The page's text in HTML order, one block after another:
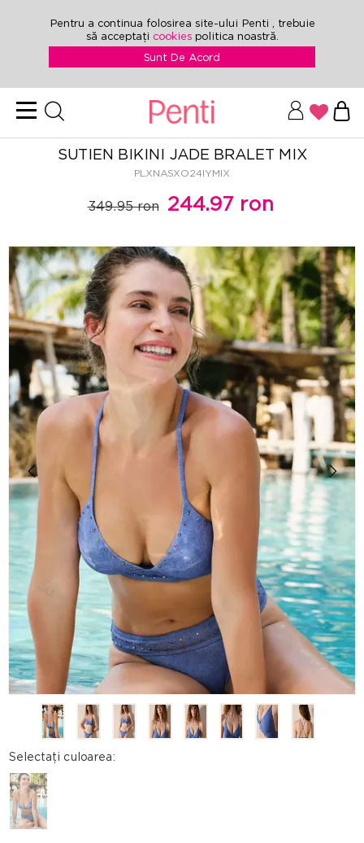
Pentru a continua folosirea site-ului Penti , trebuie
să acceptați cookies politica noastră.
Sunt De Acord
SUTIEN BIKINI JADE BRALET MIX
PLXNASXO24IYMIX
349.95 ron 244.97 ron
Selectați culoarea: